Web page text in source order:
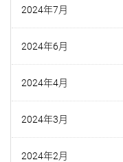
2024年7月
2024年6月
2024年4月
2024年3月
2024年2月